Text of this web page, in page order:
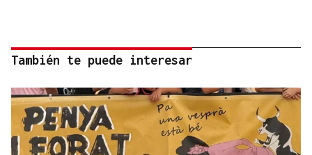
También te puede interesar